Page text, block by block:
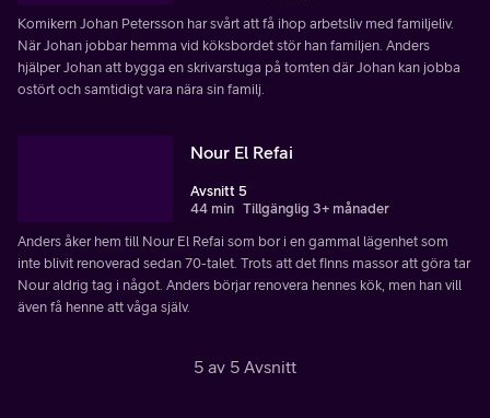
Komikern Johan Petersson har svårt att få ihop arbetsliv med familjeliv.
När Johan jobbar hemma vid köksbordet stör han familjen. Anders
hjälper Johan att bygga en skrivarstuga på tomten där Johan kan jobba
ostört och samtidigt vara nära sin familj.
Nour El Refai
Avsnitt 5
44 min Tillgänglig 3+ månader
Anders åker hem till Nour El Refai som bor i en gammal lägenhet som
inte blivit renoverad sedan 70-talet. Trots att det finns massor att göra tar
Nour aldrig tag i något. Anders börjar renovera hennes kök, men han vill
även få henne att våga själv.
5 av 5 Avsnitt